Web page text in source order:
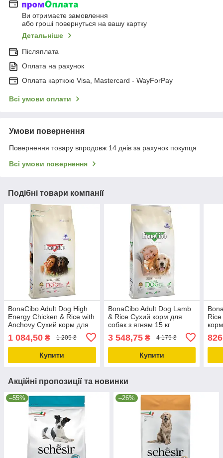
Ви отримаєте замовлення
або гроші повернуться на вашу картку
Детальніше
Післяплата
Оплата на рахунок
Оплата карткою Visa, Mastercard - WayForPay
Всі умови оплати
Умови повернення
Повернення товару впродовж 14 днів за рахунок покупця
Всі умови повернення
Подібні товари компанії
BonaCibo Adult Dog High
Energy Chicken & Rice with
Anchovy Сухий корм для
(BC406175)
1 084,50 ₴ 1 205 ₴
Купити
BonaCibo Adult Dog Lamb
& Rice Сухий корм для
собак з ягням 15 кг
3 548,75₴ 4 175 ₴
Купити
Акційні пропозиції та новинки
–55% –26%